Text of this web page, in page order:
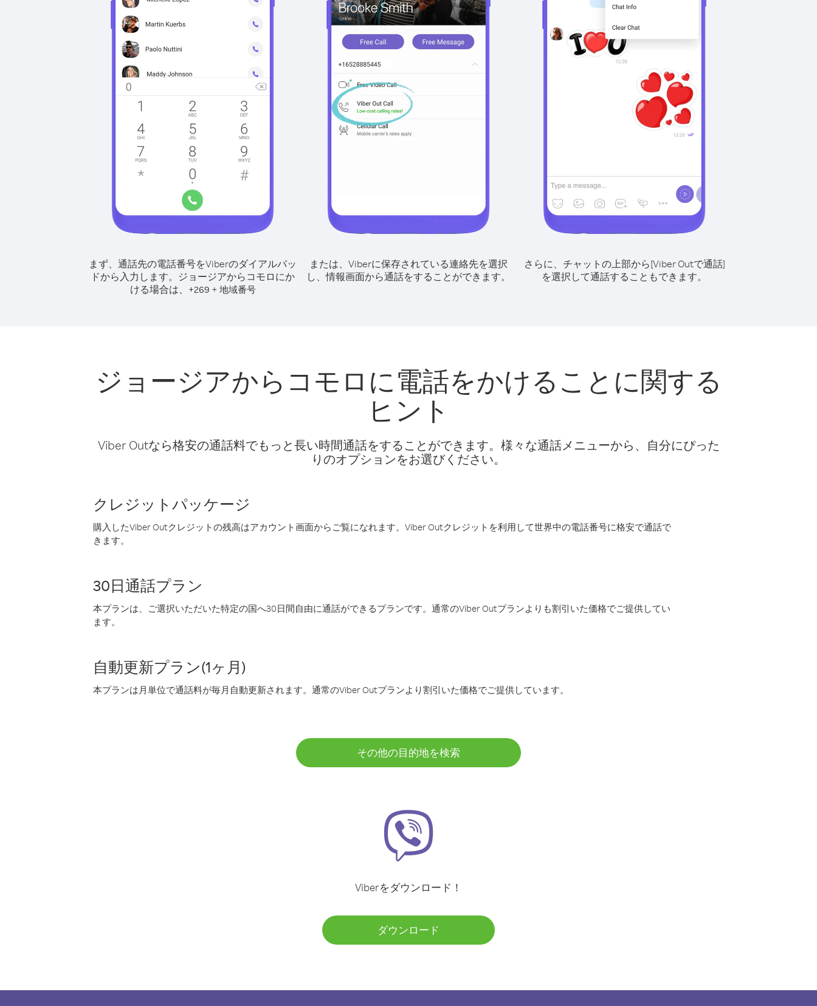
まず、通話先の電話番号をViberのダイアルパッ
ドから入力します。 ジョージアからコモロにか
ける場合は、
+269 + 地域番号
または、Viberに保存されている連絡先を選択
し、情報画面から通話をすることができます。
さらに、チャットの上部から[Viber Outで通話]
を選択して通話することもできます。
ジョージアからコモロに電話をかけることに関する
ヒント
Viber Outなら格安の通話料でもっと長い時間通話をすることができます。様々な通話メニューから、自分にぴった
りのオプションをお選びください。
クレジットパッケージ
購入したViber Outクレジットの残高はアカウント画面からご覧になれます。Viber Outクレジットを利用して世界中の電話番号に格安で通話で
きます。
30日通話プラン
本プランは、ご選択いただいた特定の国へ30日間自由に通話ができるプランです。通常のViber Outプランよりも割引いた価格でご提供してい
ます。
自動更新プラン(1ヶ月)
本プランは月単位で通話料が毎月自動更新されます。通常のViber Outプランより割引いた価格でご提供しています。
その他の目的地を検索
Viberをダウンロード！
ダウンロード